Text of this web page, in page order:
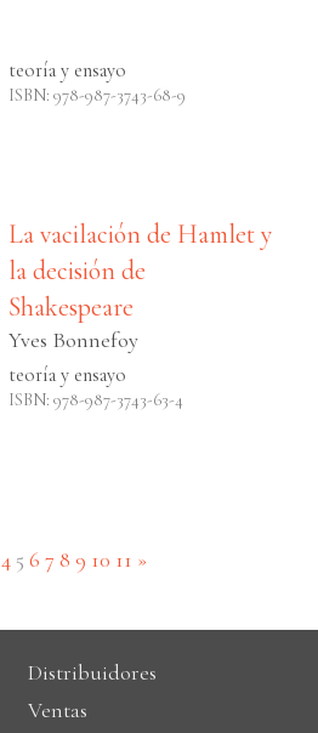
teoría y ensayo
ISBN: 978-987-3743-68-9
La vacilación de Hamlet y
la decisión de
Shakespeare
Yves Bonnefoy
teoría y ensayo
ISBN: 978-987-3743-63-4
4 5 (current)
6 7 8 9 10 11 »
Distribuidores
Ventas